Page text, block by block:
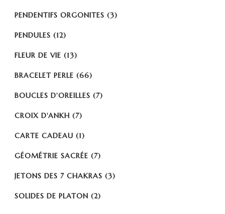
PENDENTIFS ORGONITES (3)
PENDULES (12)
FLEUR DE VIE (13)
BRACELET PERLE (66)
BOUCLES D'OREILLES (7)
CROIX D'ANKH (7)
CARTE CADEAU (1)
GÉOMÉTRIE SACRÉE (7)
JETONS DES 7 CHAKRAS (3)
SOLIDES DE PLATON (2)